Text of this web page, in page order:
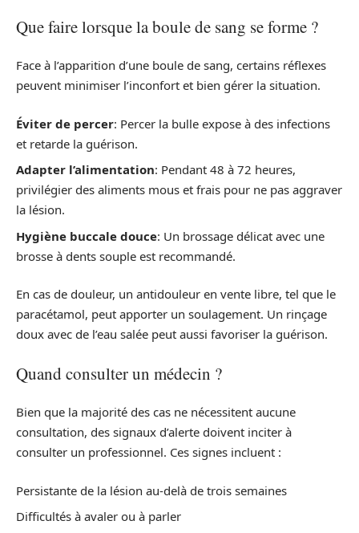
Que faire lorsque la boule de sang se forme ?
Face à l’apparition d’une boule de sang, certains réflexes
peuvent minimiser l’inconfort et bien gérer la situation.
Éviter de percer: Percer la bulle expose à des infections
et retarde la guérison.
Adapter l’alimentation: Pendant 48 à 72 heures,
privilégier des aliments mous et frais pour ne pas aggraver
la lésion.
Hygiène buccale douce: Un brossage délicat avec une
brosse à dents souple est recommandé.
En cas de douleur, un antidouleur en vente libre, tel que le
paracétamol, peut apporter un soulagement. Un rinçage
doux avec de l’eau salée peut aussi favoriser la guérison.
Quand consulter un médecin ?
Bien que la majorité des cas ne nécessitent aucune
consultation, des signaux d’alerte doivent inciter à
consulter un professionnel. Ces signes incluent :
Persistante de la lésion au-delà de trois semaines
Difficultés à avaler ou à parler